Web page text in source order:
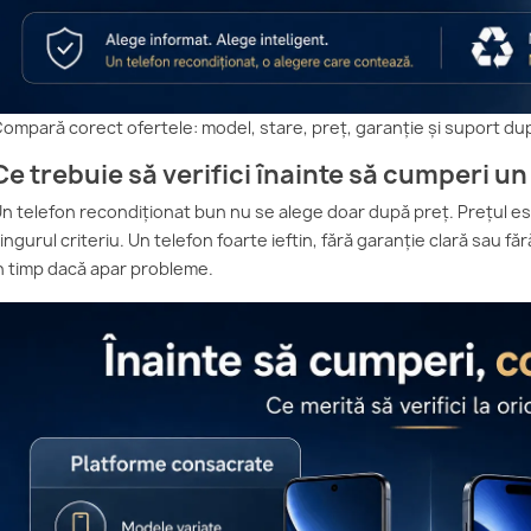
corect ofertele: model, stare, preț, garanție și suport
trebuie să verifici înainte să cumperi
telefon recondiționat bun nu se alege doar după preț. Prețul
criteriu. Un telefon foarte ieftin, fără garanție clară sau
timp dacă apar probleme.